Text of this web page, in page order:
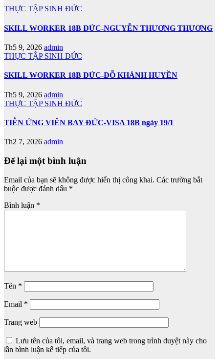
THỰC TẬP SINH ĐỨC
SKILL WORKER 18B ĐỨC-NGUYỄN THƯƠNG THƯƠNG
Th5 9, 2026 admin
THỰC TẬP SINH ĐỨC
SKILL WORKER 18B ĐỨC-ĐỖ KHÁNH HUYỀN
Th5 9, 2026 admin
THỰC TẬP SINH ĐỨC
TIỄN ỨNG VIÊN BAY ĐỨC-VISA 18B ngày 19/1
Th2 7, 2026 admin
Để lại một bình luận
Email của bạn sẽ không được hiển thị công khai. Các trường bắt
buộc được đánh dấu *
Bình luận *
Tên *
Email *
Trang web
Lưu tên của tôi, email, và trang web trong trình duyệt này cho
lần bình luận kế tiếp của tôi.